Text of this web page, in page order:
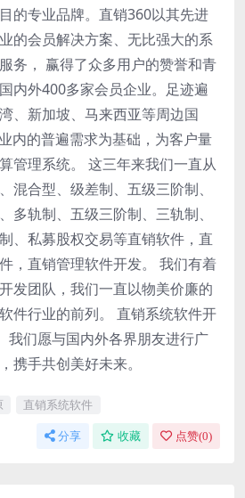
的专业品牌。直销360以其先进
的会员解决方案、无比强大的系
务， 赢得了众多用户的赞誉和青
内外400多家会员企业。足迹遍
、新加坡、马来西亚等周边国
内的普遍需求为基础，为客户量
管理系统。 这三年来我们一直从
混合型、级差制、五级三阶制、
多轨制、五级三阶制、三轨制、
、私募股权交易等直销软件，直
，直销管理软件开发。 我们有着
发团队，我们一直以物美价廉的
件行业的前列。 直销系统软件开
我们愿与国内外各界朋友进行广
携手共创美好未来。
直销系统软件
分享 收藏 点赞(0)